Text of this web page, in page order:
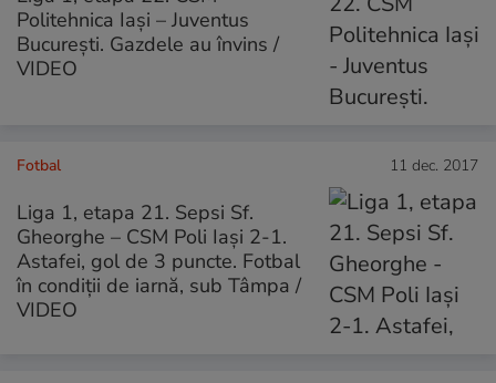
Politehnica Iaşi – Juventus
Bucureşti. Gazdele au învins /
VIDEO
Fotbal 11 dec. 2017
Liga 1, etapa 21. Sepsi Sf.
Gheorghe – CSM Poli Iași 2-1.
Astafei, gol de 3 puncte. Fotbal
în condiții de iarnă, sub Tâmpa /
VIDEO